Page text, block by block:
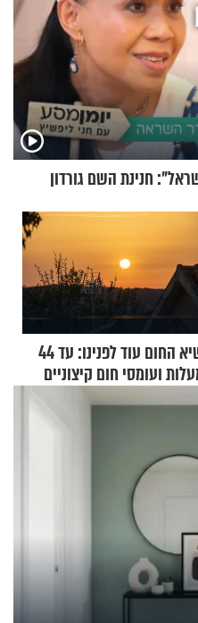
חנינת השם גורדון
שיא החום עוד לפנינו: עד 44
ועומסי חום קיצוניים